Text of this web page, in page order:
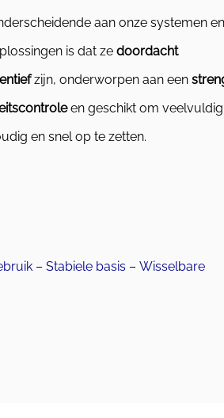
aan onze systemen
is dat zedoordacht
zijn,onderworpen aan een
en geschikt om veelvuldig
en snel op te zetten.
– Stabiele basis – Wisselbare